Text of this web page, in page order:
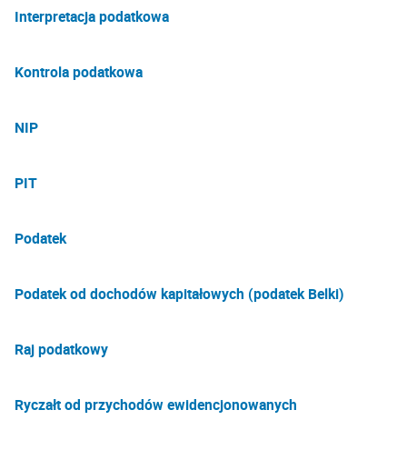
Interpretacja podatkowa
Kontrola podatkowa
NIP
PIT
Podatek
Podatek od dochodów kapitałowych (podatek Belki)
Raj podatkowy
Ryczałt od przychodów ewidencjonowanych